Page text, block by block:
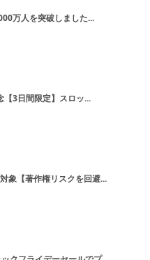
万人を突破しました...
【3日間限定】スロッ...
象【著作権リスクを回避...